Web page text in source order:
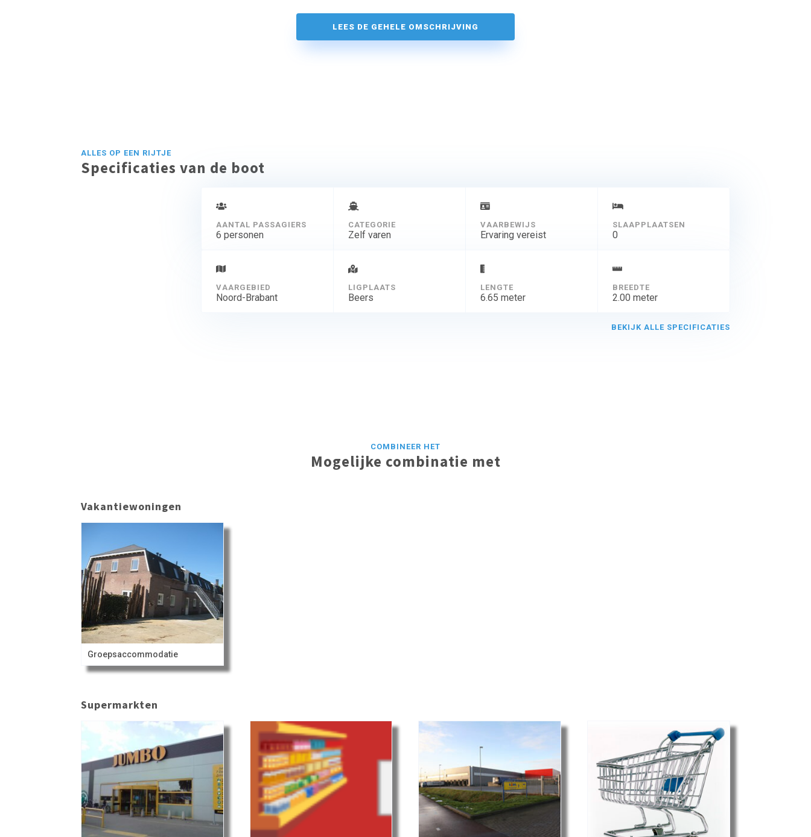
LEES DE GEHELE OMSCHRIJVING
ALLES OP EEN RIJTJE
Specificaties van de boot
AANTAL PASSAGIERS
6 personen
CATEGORIE
Zelf varen
VAARBEWIJS
Ervaring vereist
SLAAPPLAATSEN
0
VAARGEBIED
Noord-Brabant
LIGPLAATS
Beers
LENGTE
6.65 meter
BREEDTE
2.00 meter
BEKIJK ALLE SPECIFICATIES
COMBINEER HET
Mogelijke combinatie met
Vakantiewoningen
Groepsaccommodatie
Supermarkten